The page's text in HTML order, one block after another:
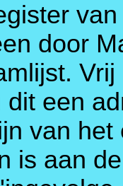
door
een
van
is aan